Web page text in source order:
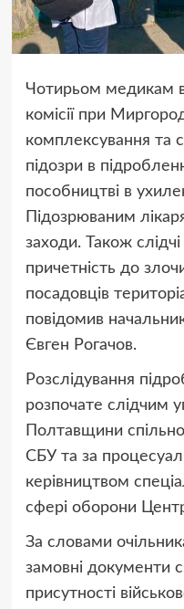
Чотирьом медикам
комісії при
комплексування та
підозри в
пособництві в
Підозрюваним
заходи. Також
причетність до
посадовців
повідомив
Євген Рогачов.
Розслідування
розпочате слідчим
Полтавщини
СБУ та за
керівництвом
сфері оборони
За словами
замовні документи
присутності